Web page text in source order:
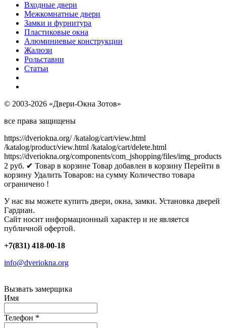
Входные двери
Межкомнатные двери
Замки и фурнитура
Пластиковые окна
Алюминиевые конструкции
Жалюзи
Рольставни
Статьи
© 2003-2026 «Двери-Окна Зотов»
все права защищены
https://dveriokna.org/ /katalog/cart/view.html
/katalog/product/view.html /katalog/cart/delete.html
https://dveriokna.org/components/com_jshopping/files/img_products
2 руб. ✔ Товар в корзине Товар добавлен в корзину Перейти в
корзину Удалить Товаров: на сумму Количество товара
ограничено !
У нас вы можете купить двери, окна, замки. Установка дверей
Гардиан.
Сайт носит информационный характер и не является
публичной офертой.
+7(831) 418-00-18
info@dveriokna.org
Вызвать замерщика
Имя
Телефон *